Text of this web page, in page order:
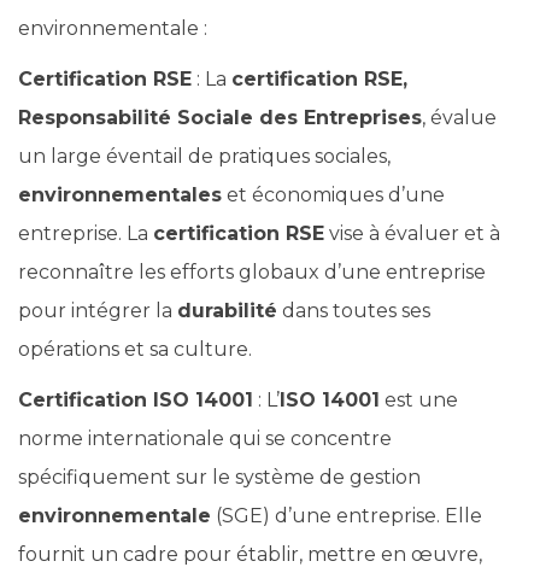
environnementale :
Certification RSE : La certification RSE,
Responsabilité Sociale des Entreprises, évalue
un large éventail de pratiques sociales,
environnementales et économiques d’une
entreprise. La certification RSE vise à évaluer et à
reconnaître les efforts globaux d’une entreprise
pour intégrer la durabilité dans toutes ses
opérations et sa culture.
Certification ISO 14001 : L’ISO 14001 est une
norme internationale qui se concentre
spécifiquement sur le système de gestion
environnementale (SGE) d’une entreprise. Elle
fournit un cadre pour établir, mettre en œuvre,